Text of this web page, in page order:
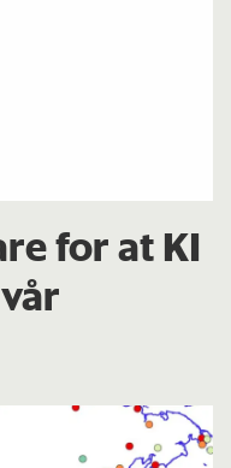
for at KI